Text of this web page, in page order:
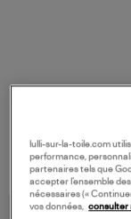
VOS DERNIERS
lulli-sur-la-toile.com
performance,
partenaires tels que
accepter l’ensemble
nécessaires («
vos données, consulter